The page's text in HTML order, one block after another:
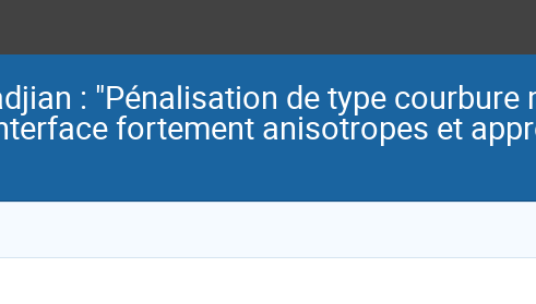
: "Pénalisation de type courbure
fortement anisotropes et